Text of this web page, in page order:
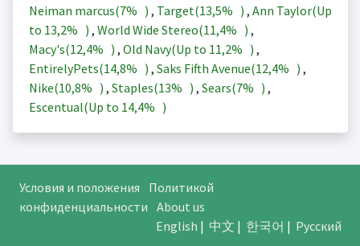
Neiman marcus(7% ) , Target(13,5% ) , Ann Taylor(Up
to 13,2% ) , World Wide Stereo(11,4% ) ,
Macy's(12,4% ) , Old Navy(Up to 11,2% ) ,
EntirelyPets(14,8% ) , Saks Fifth Avenue(12,4% ) ,
Nike(10,8% ) , Staples(13% ) , Sears(7% ) ,
Escentual(Up to 14,4% )
Условия и положения
Политикой
конфиденциальности About us
English | 中文 | 한국어 | Русский